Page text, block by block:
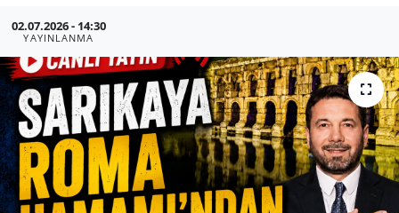
02.07.2026 - 14:30
YAYINLANMA